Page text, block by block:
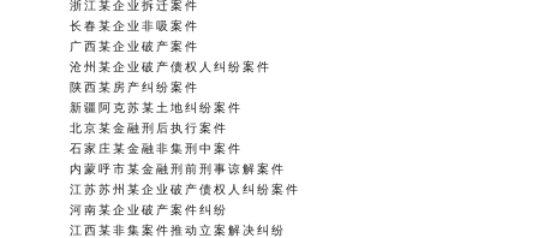
浙江某企业拆迁案件
长春某企业非吸案件
广西某企业破产案件
沧州某企业破产债权人纠纷案件
陕西某房产纠纷案件
新疆阿克苏某土地纠纷案件
北京某金融刑后执行案件
石家庄某金融非集刑中案件
内蒙呼市某金融刑前刑事谅解案件
江苏苏州某企业破产债权人纠纷案件
河南某企业破产案件纠纷
江西某非集案件推动立案解决纠纷